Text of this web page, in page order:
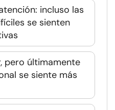
incluso las
se sienten
pero últimamente
se siente más